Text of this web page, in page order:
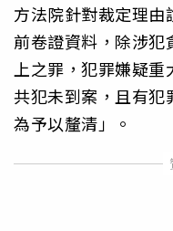
方法院針對裁定理由
前卷證資料，除涉犯
上之罪，犯罪嫌疑
共犯未到案，且有犯
為予以釐清」。